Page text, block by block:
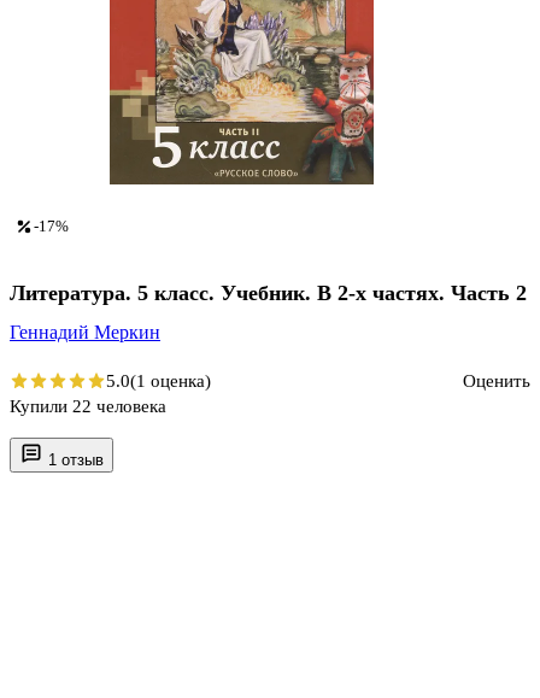
1 отзыв
-17%
Литература. 5 класс. Учебник. В 2-х частях. Часть 2
Геннадий Меркин
5.0(1 оценка)
Оценить
Купили 22 человека